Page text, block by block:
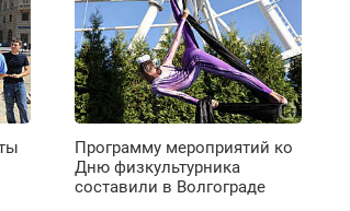
Программу мероприятий ко
Дню физкультурника
составили в Волгограде